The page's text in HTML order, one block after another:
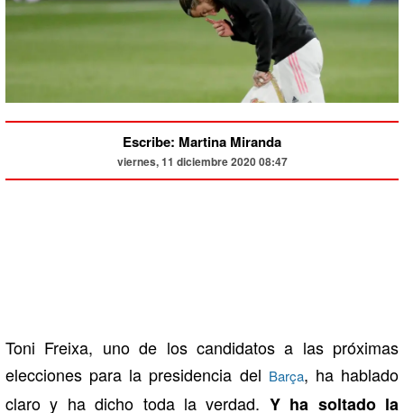
Escribe: Martina Miranda
viernes, 11 diciembre 2020 08:47
Toni Freixa, uno de los candidatos a las próximas
elecciones para la presidencia del Barça, ha hablado
claro y ha dicho toda la verdad. Y ha soltado la